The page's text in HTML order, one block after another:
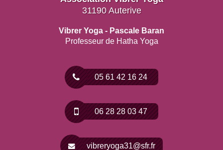
31190 Auterive
Vibrer Yoga - Pascale Baran
Professeur de Hatha Yoga
05 61 42 16 24
06 28 28 03 47
vibreryoga31@sfr.fr